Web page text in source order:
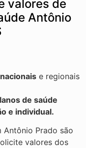
valores de
Antônio
e regionais
de saúde
e individual.
Antônio Prado são
valores dos